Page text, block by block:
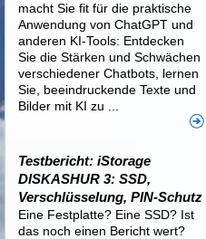
macht Sie fit für die praktische
Anwendung von ChatGPT und
anderen KI-Tools: Entdecken
Sie die Stärken und Schwächen
verschiedener Chatbots, lernen
Sie, beeindruckende Texte und
Bilder mit KI zu ...
Testbericht: iStorage
DISKASHUR 3: SSD,
Verschlüsselung, PIN-Schutz
Eine Festplatte? Eine SSD? Ist
das noch einen Bericht wert?